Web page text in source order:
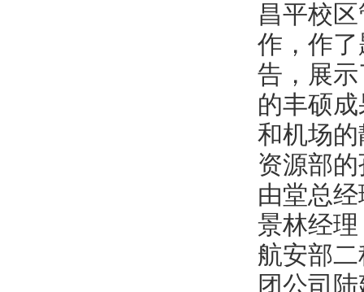
昌平校
作，作
告，展
的丰硕
和机场
资源部
由堂总
景林经
航安部
团公司